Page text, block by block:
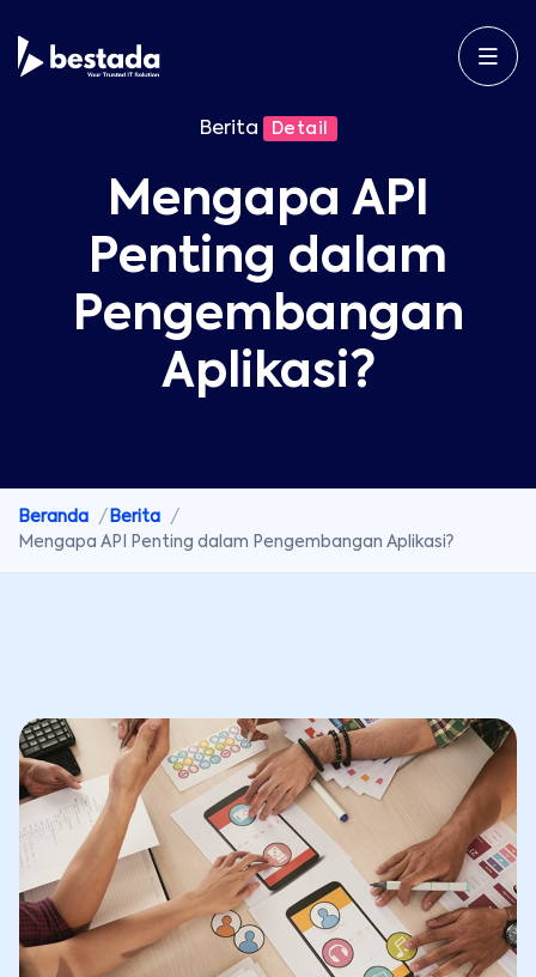
Berita Detail
Mengapa API
Penting dalam
Pengembangan
Aplikasi?
Beranda
Berita
Mengapa API Penting dalam Pengembangan Aplikasi?